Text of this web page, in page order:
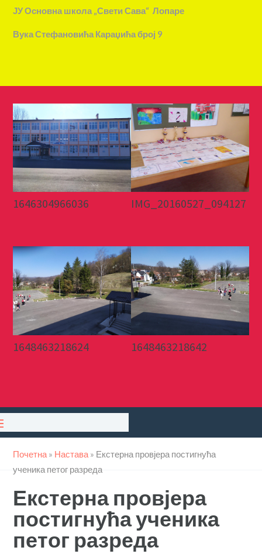
ЈУ Основна школа „Свети Сава“ Лопаре
Вука Стефановића Караџића број 9
1646304966036 IMG_20160527_094127
1648463218624 1648463218642
Почетна » Настава » Екстерна провјера постигнућа
ученика петог разреда
Екстерна провјера
постигнућа ученика
петог разреда